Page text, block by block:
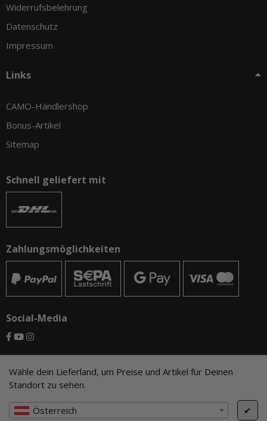
Wähle dein Lieferland, um Preise und Artikel für Deinen
Standort zu sehen.
Österreich ✔
Widerrufsbelehrung
Datenschutz
Impressum
Links
CAMO-Händlershop
Bonus-Artikel
Sitemap
Schnell geliefert mit
Zahlungsmöglichkeiten
Social-Media
* Alle Preise inkl. gesetzlicher USt., zzgl.
Mindermengenzuschlag
Cookie Einstellungen